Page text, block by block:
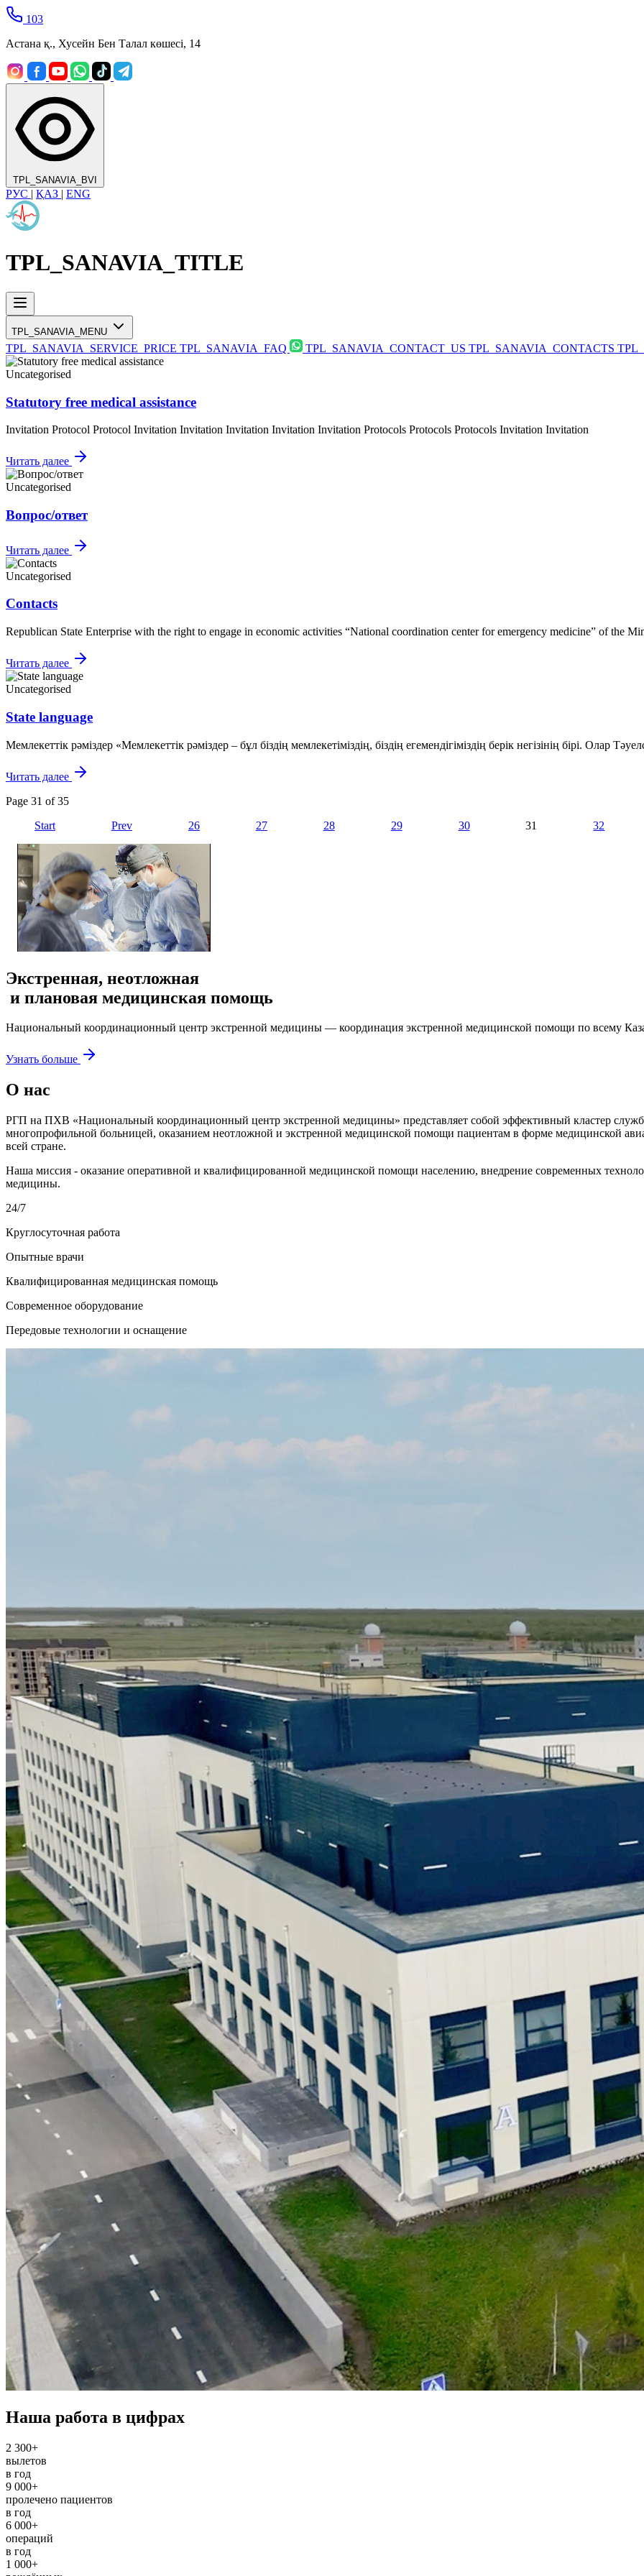
103
Астана қ., Хусейн Бен Талал көшесі, 14
TPL_SANAVIA_BVI
РУС | ҚАЗ | ENG
TPL_SANAVIA_TITLE
TPL_SANAVIA_MENU
TPL_SANAVIA_SERVICE_PRICE TPL_SANAVIA_FAQ TPL_SANAVIA_CONTACT_US TPL_SANAVIA_CONTACTS
Uncategorised
Statutory free medical assistance
Invitation Protocol Protocol Invitation Invitation Invitation Invitation Invitation Protocols Protocols Protocols Invitation Invitation
Читать далее
Uncategorised
Вопрос/ответ
Читать далее
Uncategorised
Contacts
Republican State Enterprise with the right to engage in economic activities “National coordination center for emergency medicine” of the
Читать далее
Uncategorised
State language
Мемлекеттік рәміздер «Мемлекеттік рәміздер – бұл біздің мемлекетіміздің, біздің егемендігіміздің берік негізінің бірі. Олар
Читать далее
Page 31 of 35
Start
Prev 26 27 28 29 30 31 32
Экстренная, неотложная
и плановая медицинская помощь
Национальный координационный центр экстренной медицины — координация экстренной медицинской помощи по всему
Узнать больше
О нас
РГП на ПХВ «Национальный координационный центр экстренной медицины» представляет собой эффективный кластер
многопрофильной больницей, оказанием неотложной и экстренной медицинской помощи пациентам в форме медицинской
всей стране.
Наша миссия - оказание оперативной и квалифицированной медицинской помощи населению, внедрение современных
медицины.
24/7
Круглосуточная работа
Опытные врачи
Квалифицированная медицинская помощь
Современное оборудование
Передовые технологии и оснащение
Наша работа в цифрах
2 300+
вылетов
в год
9 000+
пролечено пациентов
в год
6 000+
операций
в год
1 000+